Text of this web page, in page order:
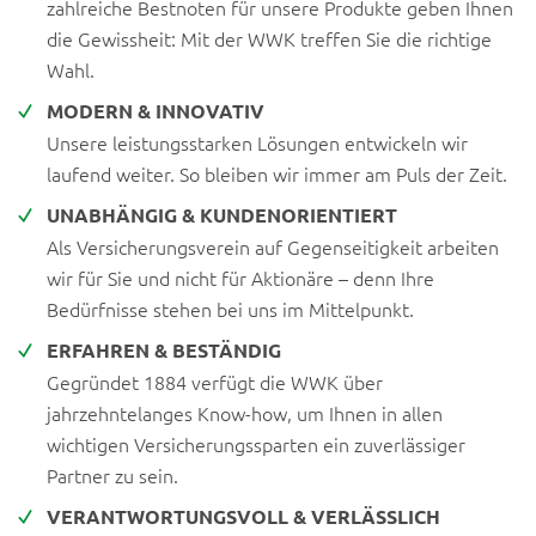
Wasserfahrzeugen durch
Kräne, Winden oder sonstige
mechanische Vorrichtungen.
Schäden an Containern, wenn
diese beim Abheben von oder
Heben auf Land- und
Wasserfahrzeuge zum Zwecke
des Be- und Entladens
entstehen.
wegen Schäden aus der
Datenschutzgesetzen durch
Verarbeitung
personenbezogener Daten
wegen Schäden aus dem
und der Bereitstellung
zahlreiche Bestnoten für unsere Produkte geben Ihnen
die Gewissheit: Mit der WWK treffen Sie die richtige
Wahl.
MODERN & INNOVATIV
Unsere leistungsstarken Lösungen entwickeln wir
laufend weiter. So bleiben wir immer am Puls der Zeit.
UNABHÄNGIG & KUNDENORIENTIERT
Als Versicherungsverein auf Gegenseitigkeit arbeiten
wir für Sie und nicht für Aktionäre – denn Ihre
Bedürfnisse stehen bei uns im Mittelpunkt.
ERFAHREN & BESTÄNDIG
Gegründet 1884 verfügt die WWK über
jahrzehntelanges Know-how, um Ihnen in allen
wichtigen Versicherungssparten ein zuverlässiger
Partner zu sein.
VERANTWORTUNGSVOLL & VERLÄSSLICH